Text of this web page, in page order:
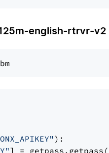
125m-english-rtrvr-v2
):
] = getpass.getpass(